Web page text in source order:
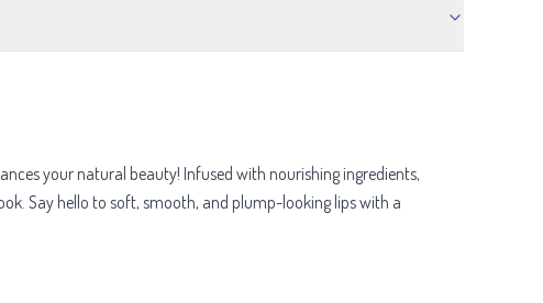
your natural beauty! Infused with nourishing ingredients,
Say hello to soft, smooth, and plump-looking lips with a